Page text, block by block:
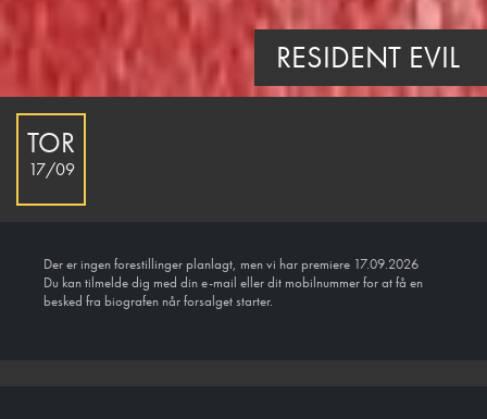
RESIDENT EVIL
TOR
17/09
Der er ingen forestillinger planlagt, men vi har premiere 17.09.2026
Du kan tilmelde dig med din e-mail eller dit mobilnummer for at få en
besked fra biografen når forsalget starter.